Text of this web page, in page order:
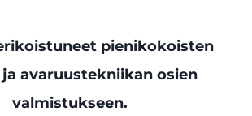
pienikokoisten
avaruustekniikan osien
valmistukseen.